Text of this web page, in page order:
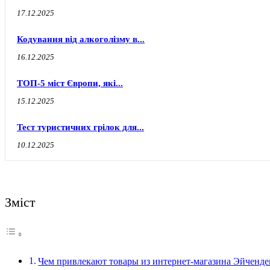
17.12.2025
Кодування від алкоголізму в...
16.12.2025
ТОП-5 міст Європи, які...
15.12.2025
Тест туристичних грілок для...
10.12.2025
Зміст
Чем привлекают товары из интернет-магазина